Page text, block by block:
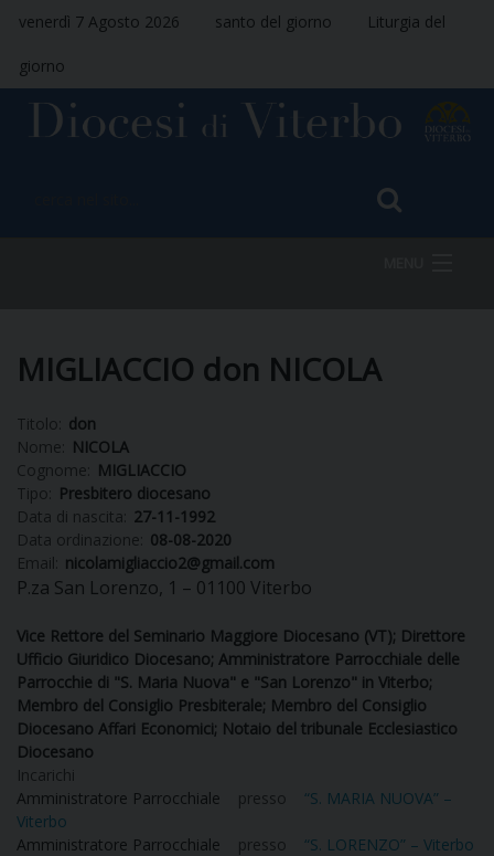
venerdì 7 Agosto 2026 santo del giorno Liturgia del
giorno
VESCOVO
DIOCESI
CURIA
CLERO
MIGLIACCIO don NICOLA
Titolo: don
Nome:
NICOLA
Cognome:
MIGLIACCIO
Tipo:
Presbitero diocesano
Data di nascita: 27-11-1992
Data ordinazione: 08-08-2020
Email: nicolamigliaccio2@gmail.com
P.za San Lorenzo, 1 – 01100 Viterbo
Vice Rettore del Seminario Maggiore Diocesano (VT); Direttore
Ufficio Giuridico Diocesano; Amministratore Parrocchiale delle
Parrocchie di "S. Maria Nuova" e "San Lorenzo" in Viterbo;
Membro del Consiglio Presbiterale; Membro del Consiglio
Diocesano Affari Economici; Notaio del tribunale Ecclesiastico
Diocesano
Incarichi
Amministratore Parrocchiale
presso
“S. MARIA NUOVA” –
Viterbo
Amministratore Parrocchiale
presso “S. LORENZO” – Viterbo